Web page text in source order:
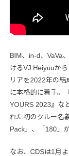
BIM、in-d、VaVa
けるVJ Heiyuuか
リアを2022年の
に本格的に着手。
YOURS 2023』な
れた初のクルー名
Pack」、「180」
なお、CDSは1月